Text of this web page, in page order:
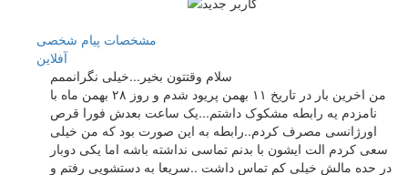
مشخصات پیام شخصی
آفلاين
سلام وقتتون بخیر...خیلی نگرانممم
من اخرین بار در تاریخ ۱۱ بهمن پریود شدم و روز ۲۸ بهمن ماه با
نامزدم یه رابطه مشکوک داشتم...یک ساعت بعدش فورا قرص
اورژانسی مصرف کردم..رابطه به این صورت بود که من خیلی
سعی کردم الت ایشون با بدنم تماسی نداشته باشه اما یکی دوبار
در حده مالش خیلی کم تماس داشت ..سریعا به دستشویی رفتم و